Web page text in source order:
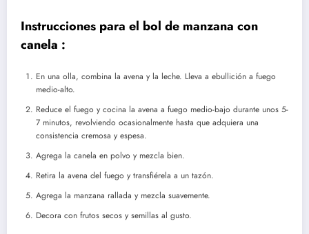
Instrucciones para el bol de manzana con
canela :
En una olla, combina la avena y la leche. Lleva a ebullición a fuego
medio-alto.
Reduce el fuego y cocina la avena a fuego medio-bajo durante unos 5-
7 minutos, revolviendo ocasionalmente hasta que adquiera una
consistencia cremosa y espesa.
Agrega la canela en polvo y mezcla bien.
Retira la avena del fuego y transfiérela a un tazón.
Agrega la manzana rallada y mezcla suavemente.
Decora con frutos secos y semillas al gusto.